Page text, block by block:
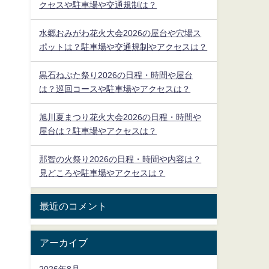
クセスや駐車場や交通規制は？
水郷おみがわ花火大会2026の屋台や穴場ス
ポットは？駐車場や交通規制やアクセスは？
黒石ねぷた祭り2026の日程・時間や屋台
は？巡回コースや駐車場やアクセスは？
旭川夏まつり花火大会2026の日程・時間や
屋台は？駐車場やアクセスは？
那智の火祭り2026の日程・時間や内容は？
見どころや駐車場やアクセスは？
最近のコメント
アーカイブ